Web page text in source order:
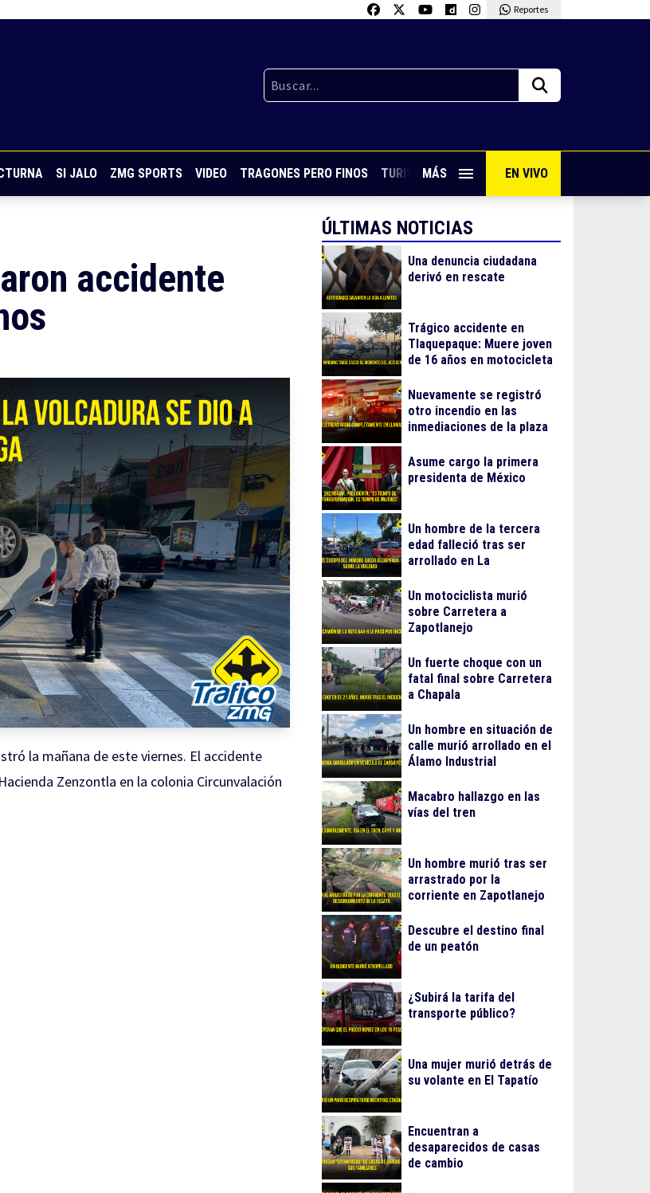
Reportes
SI JALO ZMG SPORTS VIDEO TRAGONES PERO FINOS TURISMO CON SABOR VIVE PUERTO VALLARTA
MÁS EN VIVO
accidente
la mañana de este viernes. El accidente
Zenzontla en la colonia Circunvalación
ÚLTIMAS NOTICIAS
Una denuncia ciudadana
derivó en rescate
Trágico accidente en
Tlaquepaque: Muere joven
de 16 años en motocicleta
Nuevamente se registró
otro incendio en las
inmediaciones de la plaza
Asume cargo la primera
presidenta de México
Un hombre de la tercera
edad falleció tras ser
arrollado en La
Un motociclista murió
sobre Carretera a
Zapotlanejo
Un fuerte choque con un
fatal final sobre Carretera
a Chapala
Un hombre en situación de
calle murió arrollado en el
Álamo Industrial
Macabro hallazgo en las
vías del tren
Un hombre murió tras ser
arrastrado por la
corriente en Zapotlanejo
Descubre el destino final
de un peatón
¿Subirá la tarifa del
transporte público?
Una mujer murió detrás de
su volante en El Tapatío
Encuentran a
desaparecidos de casas
de cambio